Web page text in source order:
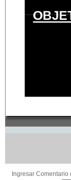
Ingresar